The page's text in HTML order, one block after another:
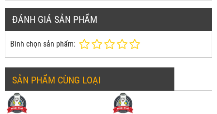
ĐÁNH GIÁ SẢN PHẨM
Bình chọn sản phẩm:
SẢN PHẨM CÙNG LOẠI